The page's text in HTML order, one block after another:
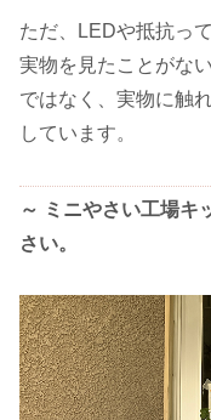
ただ、LEDや抵抗っ
実物を見たことがな
ではなく、実物に触
しています。
～ ミニやさい工場キ
さい。